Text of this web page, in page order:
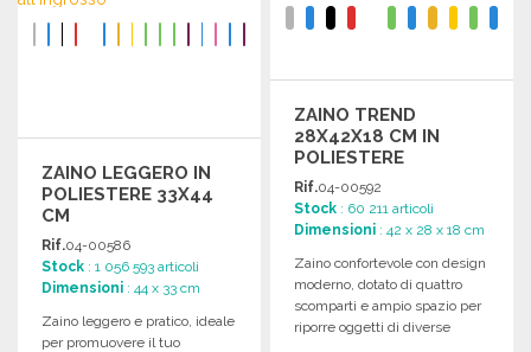
ZAINO LEGGERO IN
POLIESTERE 33X44
CM
Rif.04-00586
Stock : 1 056 593 articoli
Dimensioni : 44 x 33 cm
Zaino leggero e pratico, ideale
per promuovere il tuo
ZAINO TREND
28X42X18 CM IN
POLIESTERE
Rif.04-00592
Stock : 60 211 articoli
Dimensioni : 42 x 28 x 18 cm
Zaino confortevole con design
moderno, dotato di quattro
scomparti e ampio spazio per
riporre oggetti di diverse